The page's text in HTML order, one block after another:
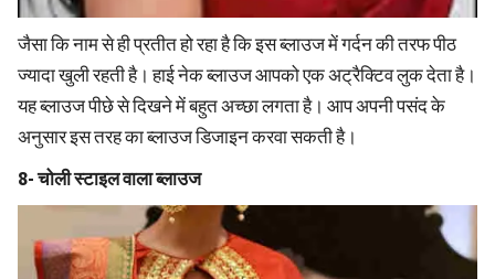
जैसा कि नाम से ही प्रतीत हो रहा है कि इस ब्लाउज में गर्दन की तरफ पीठ
ज्यादा खुली रहती है। हाई नेक ब्लाउज आपको एक अट्रैक्टिव लुक देता है।
यह ब्लाउज पीछे से दिखने में बहुत अच्छा लगता है। आप अपनी पसंद के
अनुसार इस तरह का ब्लाउज डिजाइन करवा सकती है।
8- चोली स्टाइल वाला ब्लाउज